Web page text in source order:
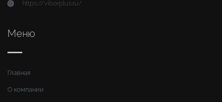
https://viborplus.ru/
Меню
Главная
О компании